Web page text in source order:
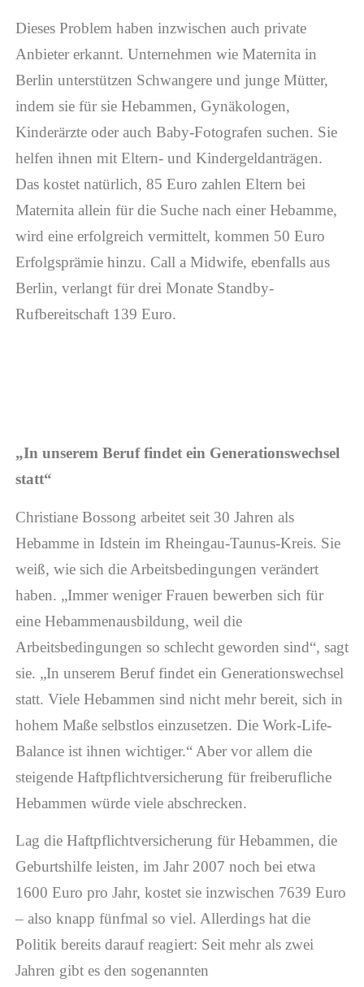
Dieses Problem haben inzwischen auch private
Anbieter erkannt. Unternehmen wie Maternita in
Berlin unterstützen Schwangere und junge Mütter,
indem sie für sie Hebammen, Gynäkologen,
Kinderärzte oder auch Baby-Fotografen suchen. Sie
helfen ihnen mit Eltern- und Kindergeldanträgen.
Das kostet natürlich, 85 Euro zahlen Eltern bei
Maternita allein für die Suche nach einer Hebamme,
wird eine erfolgreich vermittelt, kommen 50 Euro
Erfolgsprämie hinzu. Call a Midwife, ebenfalls aus
Berlin, verlangt für drei Monate Standby-
Rufbereitschaft 139 Euro.
„In unserem Beruf findet ein Generationswechsel
statt“
Christiane Bossong arbeitet seit 30 Jahren als
Hebamme in Idstein im Rheingau-Taunus-Kreis. Sie
weiß, wie sich die Arbeitsbedingungen verändert
haben. „Immer weniger Frauen bewerben sich für
eine Hebammenausbildung, weil die
Arbeitsbedingungen so schlecht geworden sind“, sagt
sie. „In unserem Beruf findet ein Generationswechsel
statt. Viele Hebammen sind nicht mehr bereit, sich in
hohem Maße selbstlos einzusetzen. Die Work-Life-
Balance ist ihnen wichtiger.“ Aber vor allem die
steigende Haftpflichtversicherung für freiberufliche
Hebammen würde viele abschrecken.
Lag die Haftpflichtversicherung für Hebammen, die
Geburtshilfe leisten, im Jahr 2007 noch bei etwa
1600 Euro pro Jahr, kostet sie inzwischen 7639 Euro
– also knapp fünfmal so viel. Allerdings hat die
Politik bereits darauf reagiert: Seit mehr als zwei
Jahren gibt es den sogenannten